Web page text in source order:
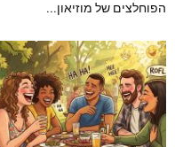
הפוחלצים של מוזיאון...